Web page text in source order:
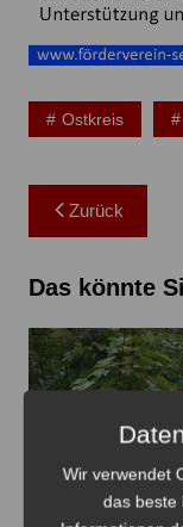
Ostkreis
Zurück
Das könnte
Wir verwendet
das beste